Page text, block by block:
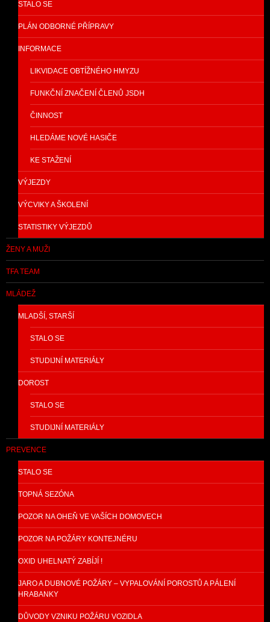
STALO SE
PLÁN ODBORNÉ PŘÍPRAVY
INFORMACE
LIKVIDACE OBTÍŽNÉHO HMYZU
FUNKČNÍ ZNAČENÍ ČLENŮ JSDH
ČINNOST
HLEDÁME NOVÉ HASIČE
KE STAŽENÍ
VÝJEZDY
VÝCVIKY A ŠKOLENÍ
STATISTIKY VÝJEZDŮ
ŽENY A MUŽI
TFA TEAM
MLÁDEŽ
MLADŠÍ, STARŠÍ
STALO SE
STUDIJNÍ MATERIÁLY
DOROST
STALO SE
STUDIJNÍ MATERIÁLY
PREVENCE
STALO SE
TOPNÁ SEZÓNA
POZOR NA OHEŇ VE VAŠÍCH DOMOVECH
POZOR NA POŽÁRY KONTEJNÉRU
OXID UHELNATÝ ZABÍJÍ !
JARO A DUBNOVÉ POŽÁRY – VYPALOVÁNÍ POROSTŮ A PÁLENÍ
HRABANKY
DŮVODY VZNIKU POŽÁRU VOZIDLA